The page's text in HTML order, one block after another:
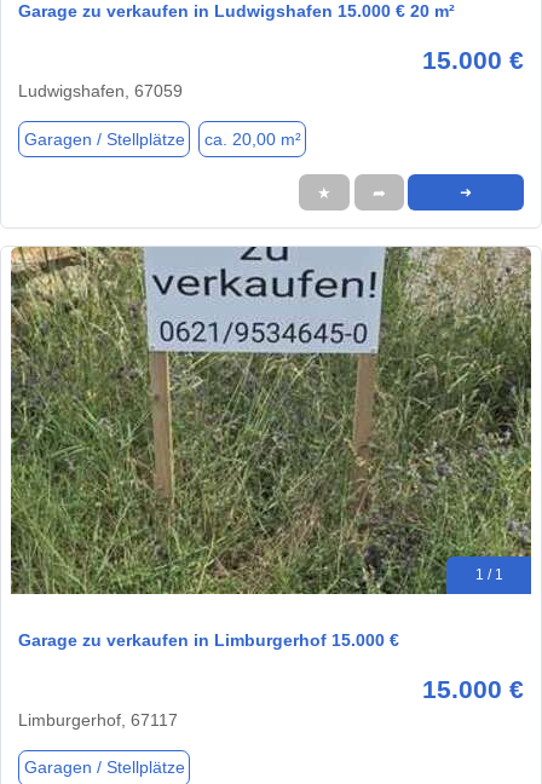
Garage zu verkaufen in Ludwigshafen 15.000 € 20 m²
15.000 €
Ludwigshafen, 67059
Garagen / Stellplätze ca. 20,00 m²
★ ➦ ➜
1 / 1
Garage zu verkaufen in Limburgerhof 15.000 €
15.000 €
Limburgerhof, 67117
Garagen / Stellplätze